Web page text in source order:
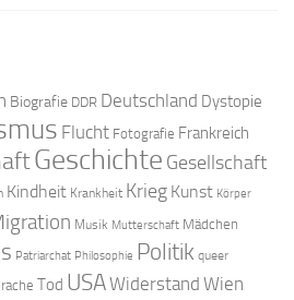
Biografie DDR Deutschland Dystopie
Flucht Fotografie Frankreich
Geschichte Gesellschaft
Kindheit Krankheit Krieg Kunst Körper
Musik Mutterschaft Mädchen
Patriarchat Philosophie Politik queer
Tod USAWiderstand Wien